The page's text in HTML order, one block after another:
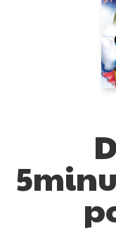
Tipy redakce
Beletrie pro
Beletrie pro
Dárkové
Dárkové zboží
Hobby
Jazyky